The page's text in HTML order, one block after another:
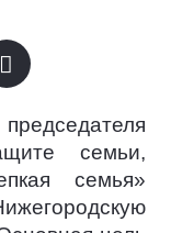
семьи,
семья»